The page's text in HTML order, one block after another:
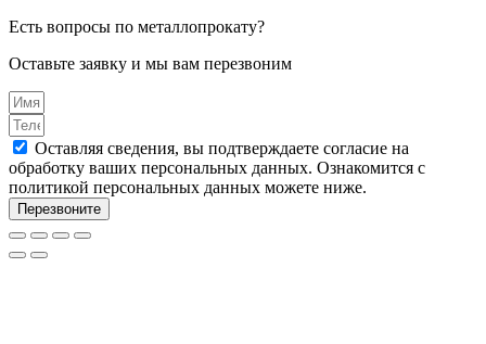
Есть вопросы по металлопрокату?
Оставьте заявку и мы вам перезвоним
Оставляя сведения, вы подтверждаете согласие на
обработку ваших персональных данных. Ознакомится с
политикой персональных данных можете ниже.
Перезвоните